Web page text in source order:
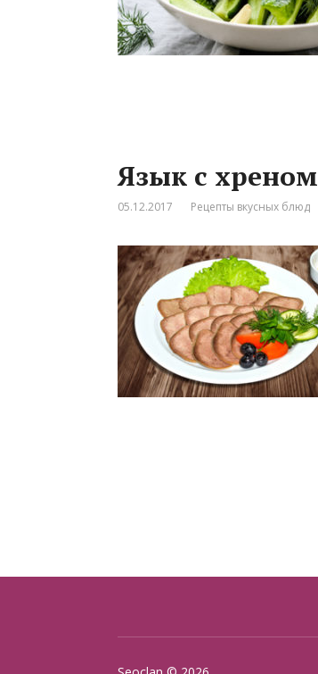
Язык с хреном
05.12.2017 Рецепты вкусных блюд